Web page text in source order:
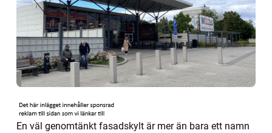
En väl genomtänkt fasadskylt är mer än bara ett namn